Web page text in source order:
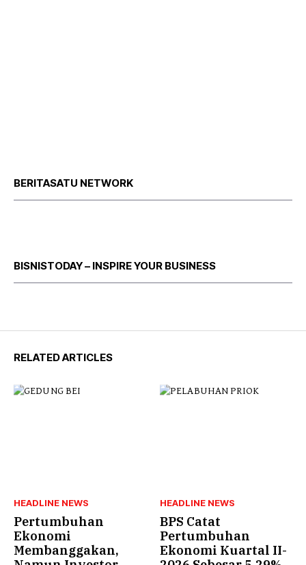
BERITASATU NETWORK
BISNISTODAY – INSPIRE YOUR BUSINESS
RELATED ARTICLES
HEADLINE NEWS
Pertumbuhan
Ekonomi
Membanggakan,
HEADLINE NEWS
BPS Catat
Pertumbuhan
Ekonomi Kuartal II-